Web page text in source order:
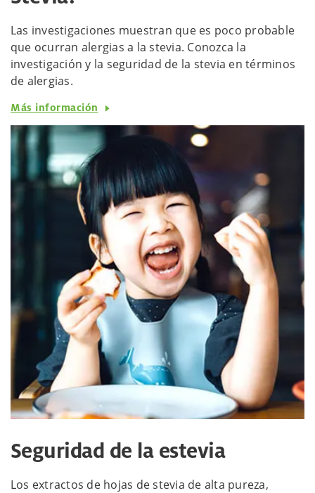
Las investigaciones muestran que es poco probable
que ocurran alergias a la stevia. Conozca la
investigación y la seguridad de la stevia en términos
de alergias.
Más información
Seguridad de la estevia
Los extractos de hojas de stevia de alta pureza,